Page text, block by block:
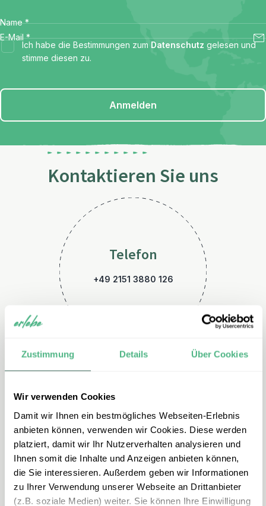
Zustimmung Details Über Cookies
Wir verwenden Cookies
Damit wir Ihnen ein bestmögliches Webseiten-Erlebnis
anbieten können, verwenden wir Cookies. Diese werden
platziert, damit wir Ihr Nutzerverhalten analysieren und
Ihnen somit die Inhalte und Anzeigen anbieten können,
die Sie interessieren. Außerdem geben wir Informationen
zu Ihrer Verwendung unserer Webseite an Drittanbieter
(z.B. soziale Medien) weiter. Sie können Ihre Einwilligung
Name *
E-Mail *
Ich habe die Bestimmungen zum Datenschutz gelesen und
stimme diesen zu.
Anmelden
Kontaktieren Sie uns
Telefon
+49 2151 3880 126
E-Mail
neuseeland@erlebe.de